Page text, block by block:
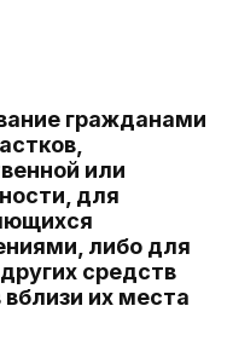
гражданами
или
для
либо для
средств
их места